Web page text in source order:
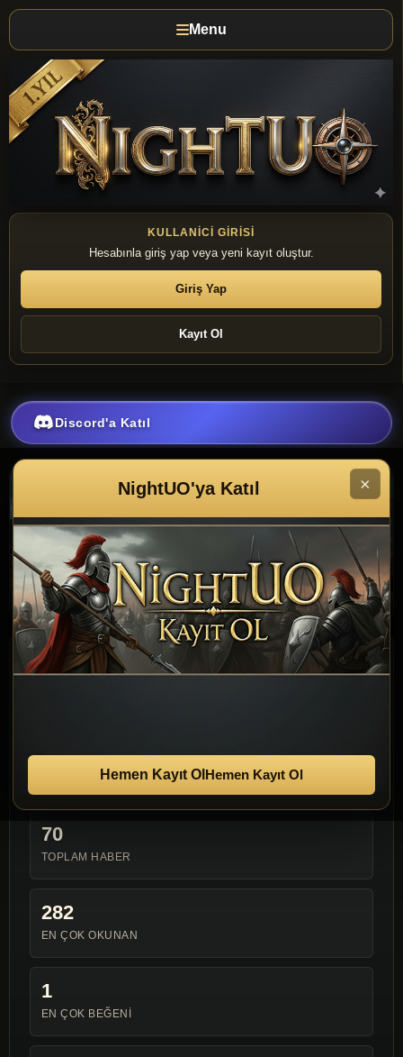
Menu
KULLANICI GIRISI
Hesabınla giriş yap veya yeni kayıt oluştur.
Giriş Yap
Kayıt Ol
Discord'a Katıl
×
NightUO'ya Katıl
Hemen Kayıt Ol
NightUO
ÖNE ÇIKANLAR
Haberler, sistemler ve oyuncularin en cok baktigi sayfalar
tek yerde. Yeni gelenleri kacirmadan takip et.
70
TOPLAM HABER
282
EN ÇOK OKUNAN
1
EN ÇOK BEĞENI